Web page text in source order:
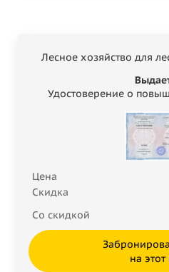
Лесное хозяйство для
Удостоверение о
Цена
Скидка
Со скидкой
на этот